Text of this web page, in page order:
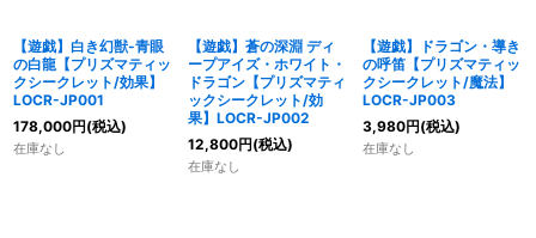
【遊戯】白き幻獣-青眼
の白龍【プリズマティッ
クシークレット/効果】
LOCR-JP001
178,000円(税込)
在庫なし
【遊戯】蒼の深淵 ディ
ープアイズ・ホワイト・
ドラゴン【プリズマティ
ックシークレット/効
果】LOCR-JP002
12,800円(税込)
在庫なし
【遊戯】ドラゴン・導き
の呼笛【プリズマティッ
クシークレット/魔法】
LOCR-JP003
3,980円(税込)
在庫なし